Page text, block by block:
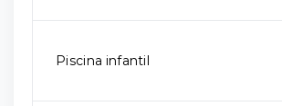
Piscina infantil